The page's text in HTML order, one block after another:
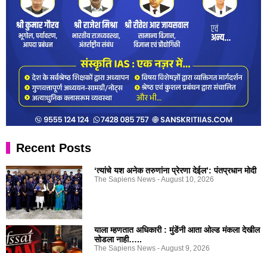
Recent Posts
‘त्यांचे यश अनेक तरुणांना प्रेरणा देईल’: पंतप्रधान मोदी
The Sapiens News August 10, 2026
याला म्हणतात अधिकारी : मुंडेंनी आता ओल्ड मंकला देखील
सोडला नाही…..
The Sapiens News August 9, 2026